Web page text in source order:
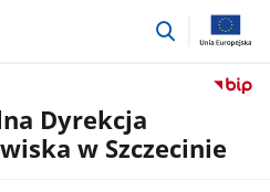
przejdź
Dyrekcja
w Szczecinie